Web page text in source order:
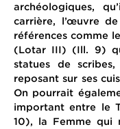
archéologiques,
carrière, l’œuvre
références comme
(Lotar III) (Ill. 9)
statues de
reposant sur ses
On pourrait
important entre le
10), la Femme qui